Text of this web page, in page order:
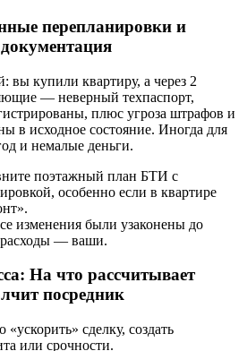
перепланировки и
вы купили квартиру, а через 2
— неверный техпаспорт,
плюс угроза штрафов и
в исходное состояние. Иногда для
и немалые деньги.
поэтажный план БТИ с
особенно если в квартире
изменения были узаконены до
расходы — ваши.
На что рассчитывает
посредник
сделку, создать
или срочности.